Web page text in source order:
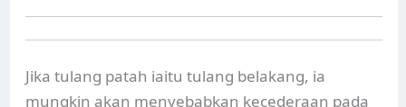
Jika tulang patah iaitu tulang belakang, ia
mungkin akan menyebabkan kecederaan pada